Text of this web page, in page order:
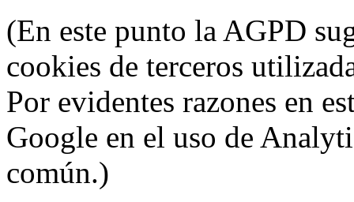
(En este punto la AGPD
cookies de terceros
Por evidentes razones en
Google en el uso de
común.)